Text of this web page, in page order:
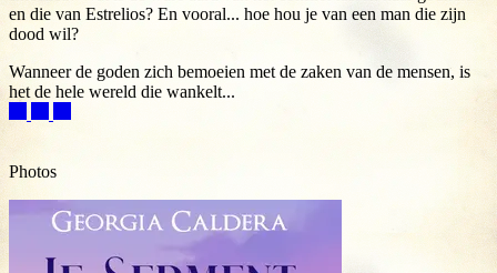
en die van Estrelios? En vooral... hoe hou je van een man die zijn
dood wil?
Wanneer de goden zich bemoeien met de zaken van de mensen, is
het de hele wereld die wankelt...
Photos